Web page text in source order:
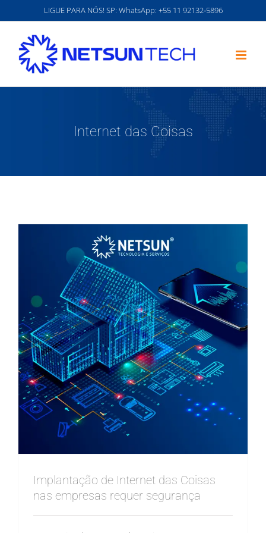
para
conteúdo
LIGUE PARA NÓS! SP: WhatsApp: ‪+55 11 92132‑5896‬
Internet das Coisas
Implantação de Internet das Coisas
nas empresas requer segurança